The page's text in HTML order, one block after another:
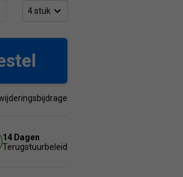
14 Dagen
Terugstuurbeleid